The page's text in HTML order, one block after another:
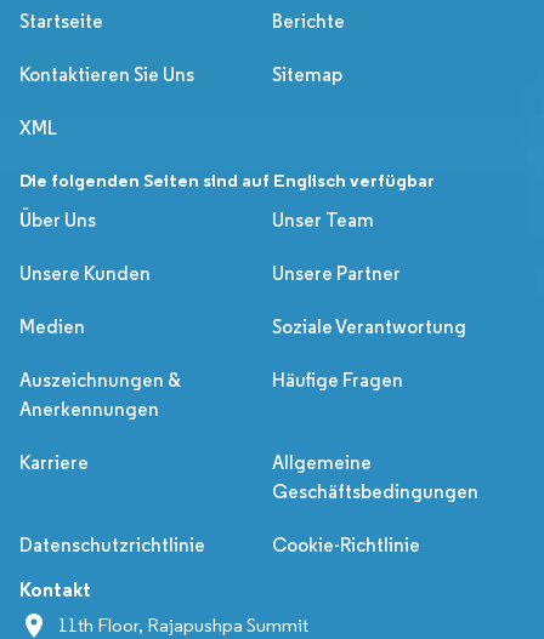
Startseite Berichte
Kontaktieren Sie Uns Sitemap
XML
Die folgenden Seiten sind auf Englisch verfügbar
Über Uns
Unser Team
Unsere Kunden Unsere Partner
Medien Soziale Verantwortung
Auszeichnungen &
Anerkennungen
Häufige Fragen
Karriere
Allgemeine
Geschäftsbedingungen
Datenschutzrichtlinie Cookie-Richtlinie
Kontakt
11th Floor, Rajapushpa Summit